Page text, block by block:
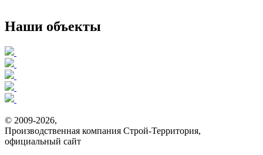
Наши объекты
© 2009-2026,
Производственная компания Строй-Территория,
официальный сайт